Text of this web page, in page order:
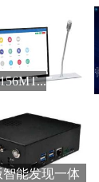
智能发现一体